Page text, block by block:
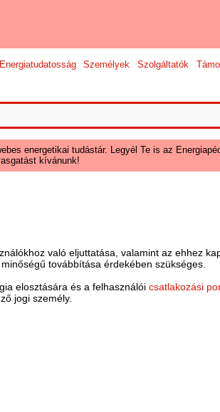
Energiatudatosság Személyek Szolgáltatók
energetikai tudástár. Legyél Te is az
kívánunk!
való eljuttatása, valamint az ehhez
továbbítása érdekében szükséges.
elosztására és a felhasználóicsatlakozási
jogi személy.